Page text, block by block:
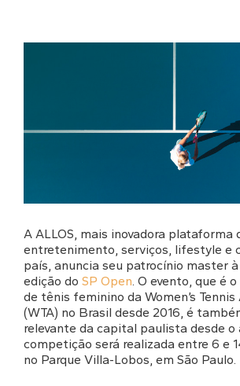
A ALLOS, mais inovadora plataforma
entretenimento, serviços, lifestyle e
país, anuncia seu patrocínio master
edição do SP Open. O evento, que é
de tênis feminino da Women’s
(WTA) no Brasil desde 2016, é
relevante da capital paulista desde o
competição será realizada entre 6 e
no Parque Villa-Lobos, em São Paulo.